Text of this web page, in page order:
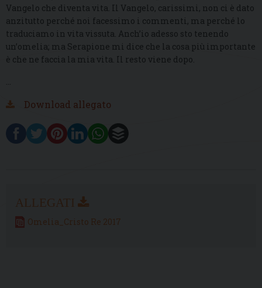
Vangelo che diventa vita. Il Vangelo, carissimi, non ci è dato
anzitutto perché noi facessimo i commenti, ma perché lo
traduciamo in vita vissuta. Anch’io adesso sto tenendo
un’omelia; ma Serapione mi dice che la cosa più importante
è che ne faccia la mia vita. Il resto viene dopo.
…
Download allegato
Omelia_Cristo Re 2017